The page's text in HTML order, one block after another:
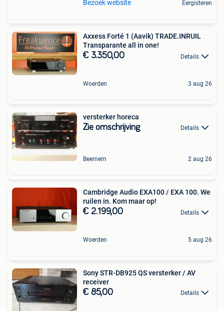
Bezoek website Eergisteren
Axxess Forté 1 (Aavik) TRADE.INRUIL
Transparante all in one!
€ 3.350,00 Details
Woerden 3 aug 26
versterker horeca
Zie omschrijving Details
Beernem 2 aug 26
Cambridge Audio EXA100 / EXA 100. We
ruilen in. Kom maar op!
€ 2.199,00 Details
Woerden 5 aug 26
Sony STR-DB925 QS versterker / AV
receiver
€ 85,00 Details